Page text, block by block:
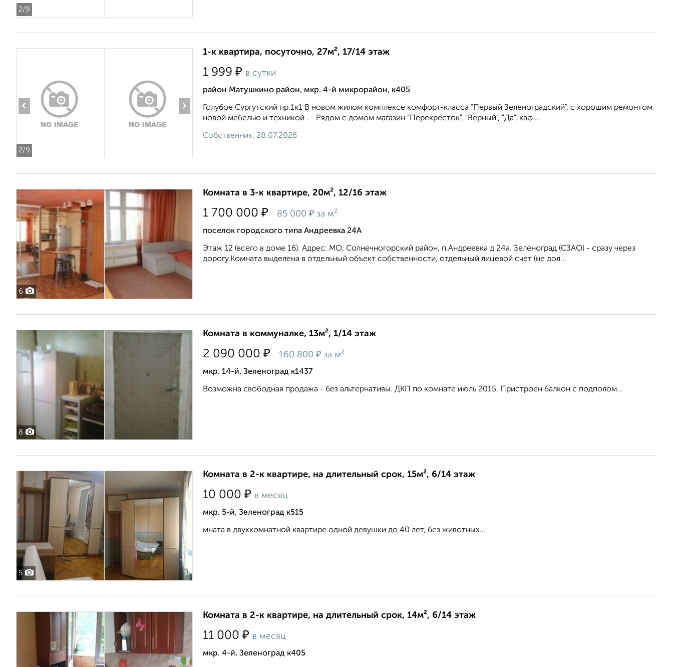
2/9
2/9
‹ ›
1-к квартира, посуточно, 27м², 17/14 этаж
1 999 ₽ в сутки
район Матушкино район, мкр. 4-й микрорайон, к405
Голубое Сургутский пр.1к1 В новом жилом комплексе комфорт-класса "Первый Зеленоградский", с хорошим ремонтом
новой мебелью и техникой . - Рядом с домом магазин "Перекресток", "Верный", "Да", каф...
Собственник, 28.07.2026
6
Комната в 3-к квартире, 20м², 12/16 этаж
1 700 000 ₽ 85 000 ₽ за м²
поселок городского типа Андреевка 24А
Этаж 12 (всего в доме 16). Адрес: МО, Солнечногорский район, п.Андреевка д 24а. Зеленоград (СЗАО) - сразу через
дорогу.Комната выделена в отдельный объект собственности, отдельный лицевой счет (не дол...
8
Комната в коммуналке, 13м², 1/14 этаж
2 090 000 ₽ 160 800 ₽ за м²
мкр. 14-й, Зеленоград к1437
Возможна свободная продажа - без альтернативы. ДКП по комнате июль 2015. Пристроен балкон с подполом...
5
Комната в 2-к квартире, на длительный срок, 15м², 6/14 этаж
10 000 ₽ в месяц
мкр. 5-й, Зеленоград к515
мната в двухкомнатной квартире одной девушки до 40 лет, без животных...
Комната в 2-к квартире, на длительный срок, 14м², 6/14 этаж
11 000 ₽ в месяц
мкр. 4-й, Зеленоград к405